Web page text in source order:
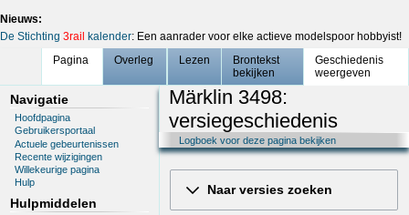
Nieuws:
De Stichting 3rail kalender: Een aanrader voor elke actieve modelspoor hobbyist!
Pagina
Overleg Lezen
Brontekst
bekijken
Geschiedenis
weergeven
Navigatie
Hoofdpagina
Gebruikersportaal
Actuele gebeurtenissen
Recente wijzigingen
Willekeurige pagina
Hulp
Hulpmiddelen
Märklin 3498:
versiegeschiedenis
Logboek voor deze pagina bekijken
Naar versies zoeken